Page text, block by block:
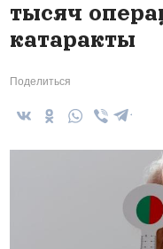
тысяч
катаракты
Поделиться